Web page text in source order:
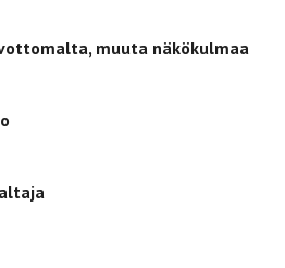
muuta näkökulmaa